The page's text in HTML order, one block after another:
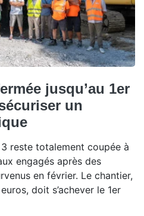
jusqu’au 1er
un
reste totalement coupée à
engagés après des
en février. Le chantier,
doit s’achever le 1er